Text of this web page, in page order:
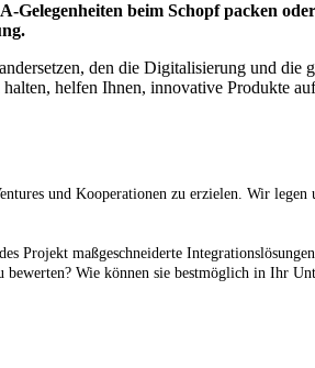
Gelegenheiten beim Schopf packen
den die Digitalisierung und
helfen Ihnen, innovative Produkte
und Kooperationen zu erzielen. Wir legen
Projekt maßgeschneiderte
Wie können sie bestmöglich in Ihr